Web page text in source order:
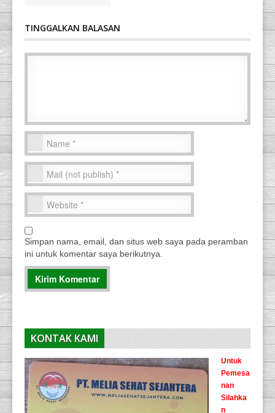
TINGGALKAN BALASAN
Simpan nama, email, dan situs web saya pada peramban
ini untuk komentar saya berikutnya.
KONTAK KAMI
Untuk
Pemesa
nan
Silahka
n